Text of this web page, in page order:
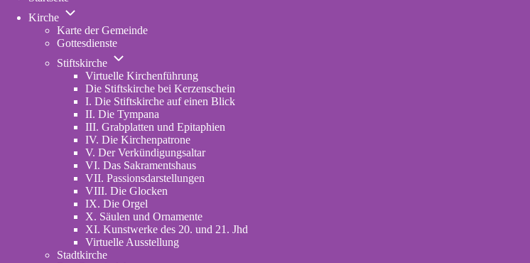
Kirche
Unternavigation
Kirche
Karte der Gemeinde
Gottesdienste
Stiftskirche
Unternavigation
Stiftskirche
Virtuelle Kirchenführung
Die Stiftskirche bei Kerzenschein
I. Die Stiftskirche auf einen Blick
II. Die Tympana
III. Grabplatten und Epitaphien
IV. Die Kirchenpatrone
V. Der Verkündigungsaltar
VI. Das Sakramentshaus
VII. Passionsdarstellungen
VIII. Die Glocken
IX. Die Orgel
X. Säulen und Ornamente
XI. Kunstwerke des 20. und 21. Jhd
Virtuelle Ausstellung
Stadtkirche